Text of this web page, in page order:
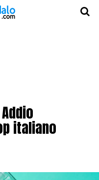
italiano